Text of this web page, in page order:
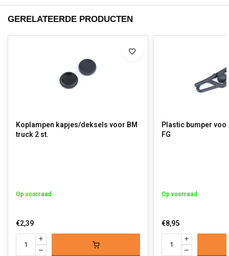
GERELATEERDE PRODUCTEN
Koplampen kapjes/deksels voor BM
truck 2 st.
Op voorraad
€2,39
Plastic bumper
FG
Op voorraad
€8,95